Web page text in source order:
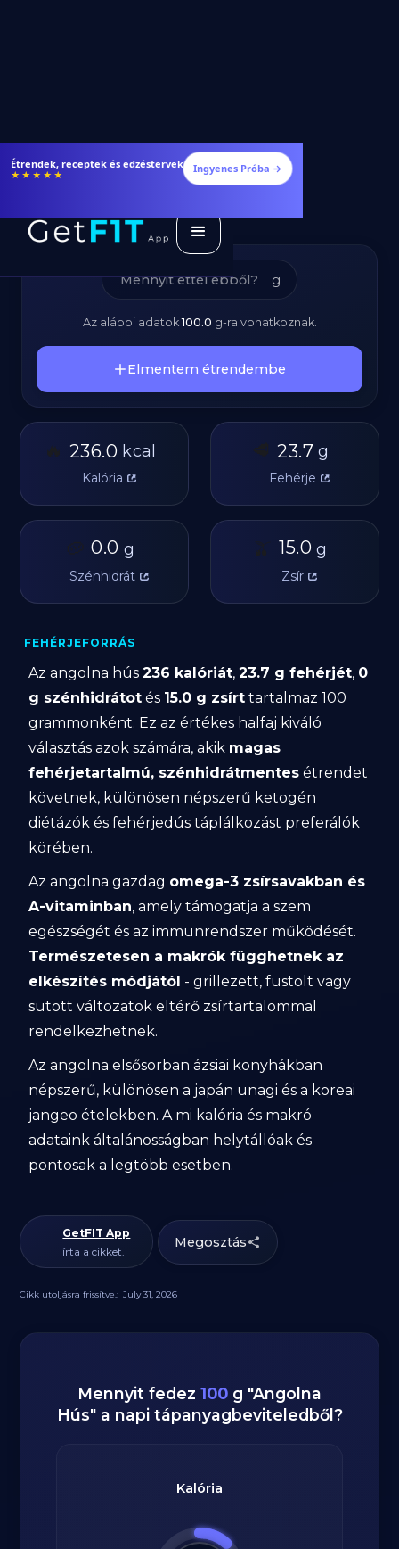
Étrendek, receptek és edzéstervek
★★★★★ Ingyenes Próba →
Angolna Hús -
Kalóriatartalom és
Tápanyagok
g
Az alábbi adatok100.0 g-ra vonatkoznak.
Elmentem étrendembe
🔥 236.0 kcal
Kalória
🥩 23.7 g
Fehérje
🥔 0.0 g
Szénhidrát
🫒 15.0 g
Zsír
FEHÉRJEFORRÁS
Az angolna hús236 kalóriát,23.7 g fehérjét, 0
g szénhidrátot és 15.0 g zsírt tartalmaz 100
grammonként. Ez az értékes halfaj kiváló
választás azok számára, akik magas
fehérjetartalmú, szénhidrátmentes étrendet
követnek, különösen népszerű ketogén
diétázók és fehérjedús táplálkozást preferálók
körében.
Az angolna gazdag omega-3 zsírsavakban és
A-vitaminban, amely támogatja a szem
egészségét és az immunrendszer működését.
Természetesen a makrók függhetnek az
elkészítés módjától - grillezett, füstölt vagy
sütött változatok eltérő zsírtartalommal
rendelkezhetnek.
Az angolna elsősorban ázsiai konyhákban
népszerű, különösen a japán unagi és a koreai
jangeo ételekben. A mi kalória és makró
adataink általánosságban helytállóak és
pontosak a legtöbb esetben.
GetFIT App
írta a cikket.
Megosztás
Cikk utoljásra frissítve.: July 31, 2026
Mennyit fedez 100 g "Angolna
Hús" a napi tápanyagbeviteledből?
Kalória